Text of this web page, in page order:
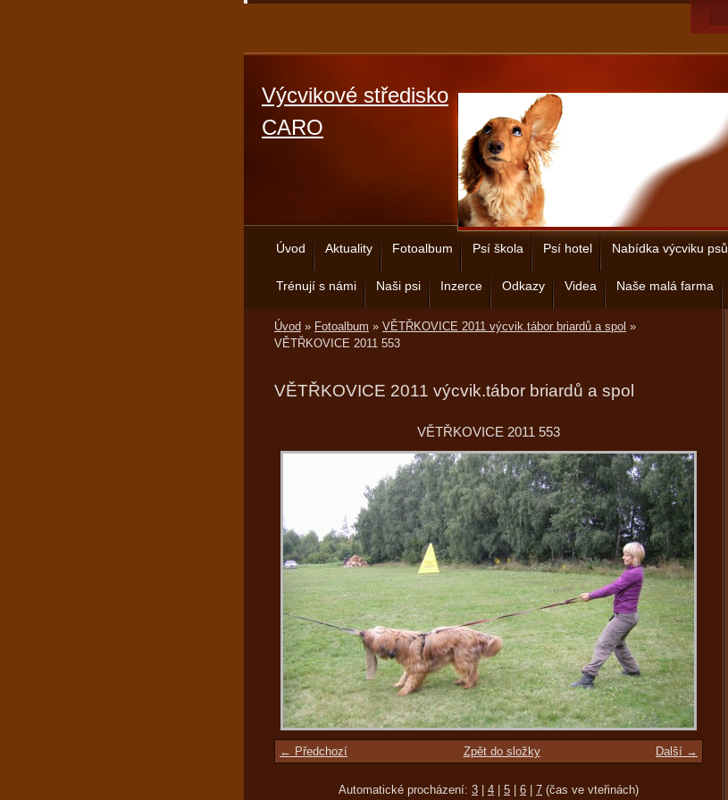
Výcvikové středisko
CARO
Úvod Aktuality Fotoalbum Psí škola Psí hotel Nabídka výcviku psů
Trénují s námi Naši psi Inzerce Odkazy Videa Naše malá farma
Úvod » Fotoalbum » VĚTŘKOVICE 2011 výcvik.tábor briardů a spol »
VĚTŘKOVICE 2011 553
VĚTŘKOVICE 2011 výcvik.tábor briardů a spol
VĚTŘKOVICE 2011 553
← Předchozí Další →
Zpět do složky
Automatické procházení: 3 4 5 6 7 (čas ve vteřinách)